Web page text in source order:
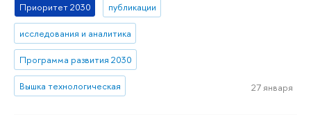
Приоритет 2030 публикации
исследования и аналитика
Программа развития 2030
Вышка технологическая 27 января